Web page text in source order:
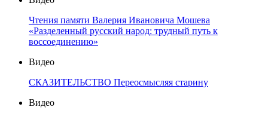
Чтения памяти Валерия Ивановича Мошева
«Разделенный русский народ: трудный путь к
воссоединению»
Видео
СКАЗИТЕЛЬСТВО Переосмысляя старину
Видео